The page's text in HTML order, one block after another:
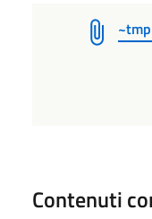
Contenuti